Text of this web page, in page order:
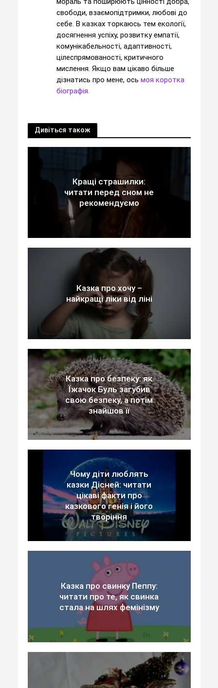
свободи, взаємопідтримки, любові до
себе. В казках торкаюсь тем екології,
досягнення успіху, розвитку емпатії,
комунікабельності, адаптивності,
цілеспрямованості, критичного
мислення. Якщо вам цікаво більше
дізнатись про мене, ось моя коротка
біографія.
Дивіться також
Кращі страшилки:
читати перед сном не
рекомендуємо
Казка про хочу –
найкращі ліки від ліні
Казка про безпеку: як
Їжачок Буль загубив
свою безпеку, а потім
знайшов її
Чому діти люблять
казки Дісней: читати
цікаві факти про
казкового генія і його
творіння
Казка про свинку Пеппу:
читати про те, як свинка
стала на шлях фемінізму